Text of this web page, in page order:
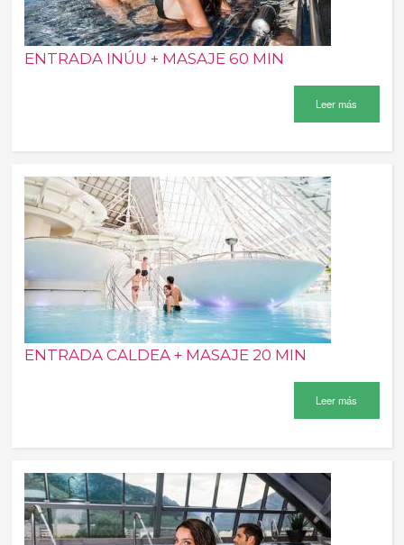
ENTRADA INÚU + MASAJE 60 MIN
Leer más
ENTRADA CALDEA + MASAJE 20 MIN
Leer más